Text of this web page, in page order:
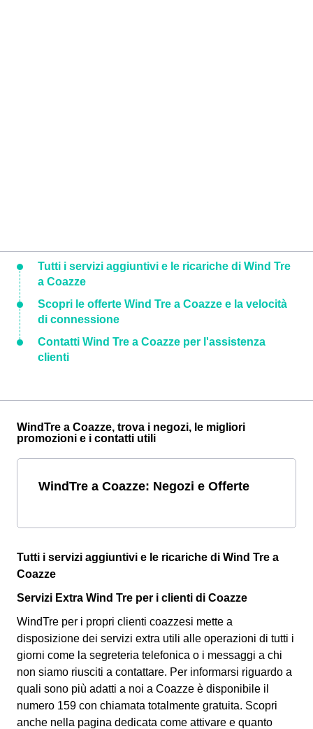
Tutti i servizi aggiuntivi e le ricariche di Wind Tre
a Coazze
Scopri le offerte Wind Tre a Coazze e la velocità
di connessione
Contatti Wind Tre a Coazze per l'assistenza
clienti
WindTre a Coazze, trova i negozi, le migliori
promozioni e i contatti utili
WindTre a Coazze: Negozi e Offerte
Tutti i servizi aggiuntivi e le ricariche di Wind Tre a
Coazze
Servizi Extra Wind Tre per i clienti di Coazze
WindTre per i propri clienti coazzesi mette a
disposizione dei servizi extra utili alle operazioni di tutti i
giorni come la segreteria telefonica o i messaggi a chi
non siamo riusciti a contattare. Per informarsi riguardo a
quali sono più adatti a noi a Coazze è disponibile il
numero 159 con chiamata totalmente gratuita. Scopri
anche nella pagina dedicata come attivare e quanto